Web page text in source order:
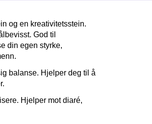
og en kreativitetsstein.
God til
din egen styrke,
balanse. Hjelper deg til å
Hjelper mot diaré,